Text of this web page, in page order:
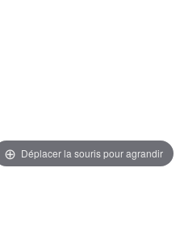
Déplacer la souris pour agrandir